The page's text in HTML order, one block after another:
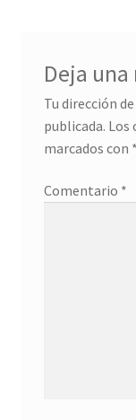
Deja una
Tu dirección
publicada. Los
marcados con *
Comentario *